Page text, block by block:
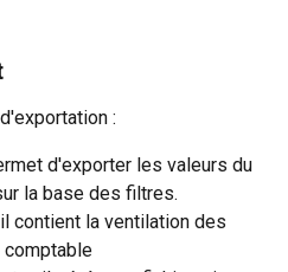
:
d'exporter les valeurs du
la base des filtres.
contient la ventilation des